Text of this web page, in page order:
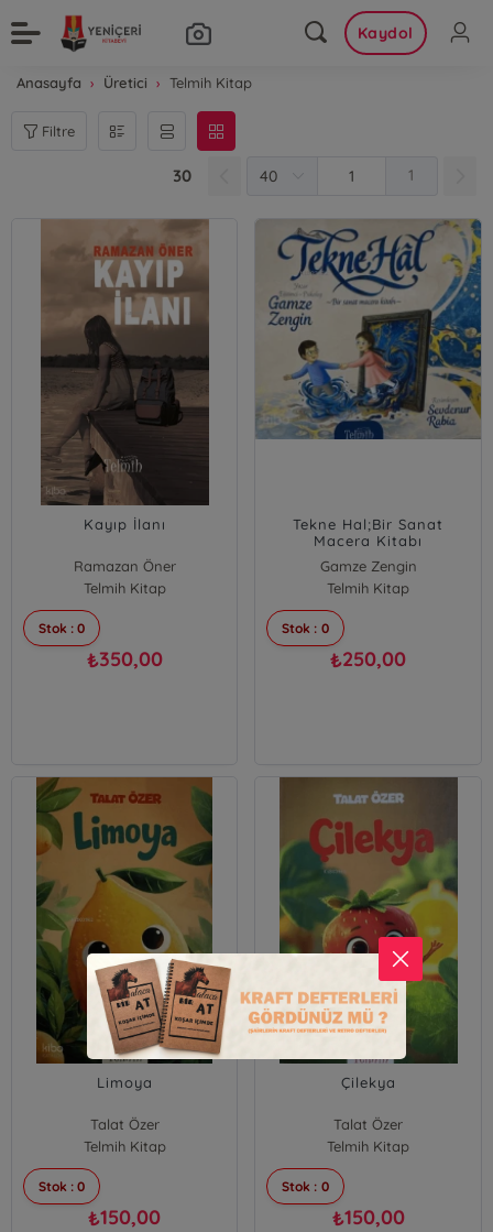
Kaydol
Anasayfa Üretici Telmih Kitap
Filtre
30 1
Kayıp İlanı
Ramazan Öner
Telmih Kitap
Stok : 0
₺350,00
Tekne Hal;Bir Sanat
Macera Kitabı
Gamze Zengin
Telmih Kitap
Stok : 0
₺250,00
Limoya
Talat Özer
Telmih Kitap
Stok : 0
₺150,00
Çilekya
Talat Özer
Telmih Kitap
Stok : 0
₺150,00